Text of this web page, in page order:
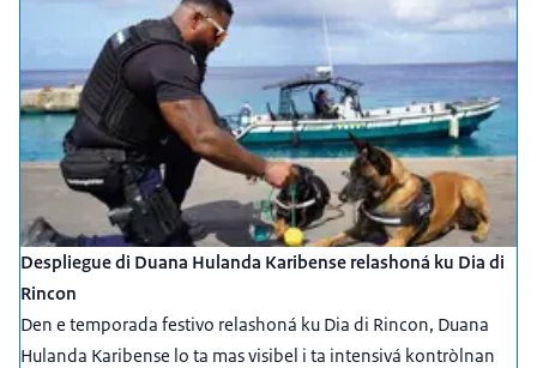
Despliegue di Duana Hulanda Karibense relashoná ku Dia di
Rincon
Den e temporada festivo relashoná ku Dia di Rincon, Duana
Hulanda Karibense lo ta mas visibel i ta intensivá kontròlnan